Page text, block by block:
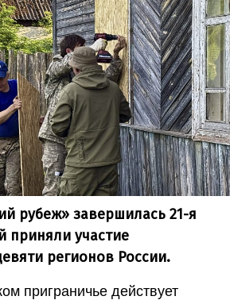
рубеж» завершилась 21-я
приняли участие
регионов России.
приграничье действует